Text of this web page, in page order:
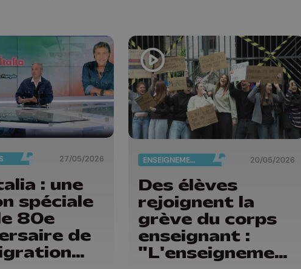
27/05/2026
: une
spéciale
80e
de
ENSEIGNEMENT 20/05/2026
Des élèves
rejoignent la
grève du corps
enseignant :
"L'enseignement